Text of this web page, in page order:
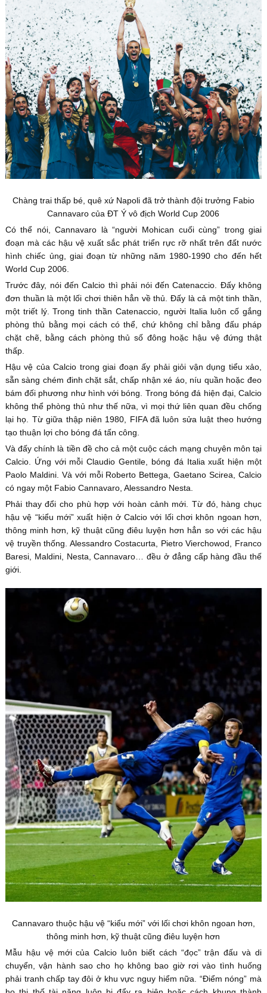
Chàng trai thấp bé, quê xứ Napoli đã trở thành đội trưởng Fabio
Cannavaro của ĐT Ý vô địch World Cup 2006
Có thể nói, Cannavaro là “người Mohican cuối cùng” trong giai
đoạn mà các hậu vệ xuất sắc phát triển rực rỡ nhất trên đất nước
hình chiếc ủng, giai đoạn từ những năm 1980-1990 cho đến hết
World Cup 2006.
Trước đây, nói đến Calcio thì phải nói đến Catenaccio. Đấy không
đơn thuần là một lối chơi thiên hẳn về thủ. Đấy là cả một tinh thần,
một triết lý. Trong tinh thần Catenaccio, người Italia luôn cố gắng
phòng thủ bằng mọi cách có thể, chứ không chỉ bằng đấu pháp
chặt chẽ, bằng cách phòng thủ số đông hoặc hậu vệ đứng thật
thấp.
Hậu vệ của Calcio trong giai đoạn ấy phải giỏi vận dụng tiểu xảo,
sẵn sàng chém đinh chặt sắt, chấp nhận xé áo, níu quần hoặc đeo
bám đối phương như hình với bóng. Trong bóng đá hiện đại, Calcio
không thể phòng thủ như thế nữa, vì mọi thứ liên quan đều chống
lại họ. Từ giữa thập niên 1980, FIFA đã luôn sửa luật theo hướng
tạo thuận lợi cho bóng đá tấn công.
Và đấy chính là tiền đề cho cả một cuộc cách mạng chuyên môn tại
Calcio. Ứng với mỗi Claudio Gentile, bóng đá Italia xuất hiện một
Paolo Maldini. Và với mỗi Roberto Bettega, Gaetano Scirea, Calcio
có ngay một Fabio Cannavaro, Alessandro Nesta.
Phải thay đổi cho phù hợp với hoàn cảnh mới. Từ đó, hàng chục
hậu vệ “kiểu mới” xuất hiện ở Calcio với lối chơi khôn ngoan hơn,
thông minh hơn, kỹ thuật cũng điêu luyện hơn hẳn so với các hậu
vệ truyền thống. Alessandro Costacurta, Pietro Vierchowod, Franco
Baresi, Maldini, Nesta, Cannavaro… đều ở đẳng cấp hàng đầu thế
giới.
Cannavaro thuộc hậu vệ “kiểu mới” với lối chơi khôn ngoan hơn,
thông minh hơn, kỹ thuật cũng điêu luyện hơn
Mẫu hậu vệ mới của Calcio luôn biết cách “đọc” trận đấu và di
chuyển, vận hành sao cho họ không bao giờ rơi vào tình huống
phải tranh chấp tay đôi ở khu vực nguy hiểm nữa. “Điểm nóng” mà